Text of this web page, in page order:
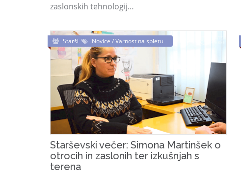
zaslonskih tehnologij…
Starši Novice / Varnost na spletu
Starševski večer: Simona Martinšek o
otrocih in zaslonih ter izkušnjah s
terena